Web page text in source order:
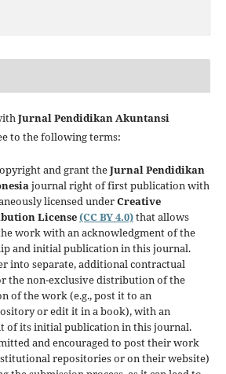
Jurnal Pendidikan Akuntansi
to the following terms:
and grant theJurnal Pendidikan
journal right of first publication with
licensed underCreative
License(CC BY 4.0)that allows
work with an acknowledgment of the
and initial publication in this journal.
into separate, additional contractual
the non-exclusive distribution of the
of the work (e.g., post it to an
or edit it in a book), with an
of its initial publication in this journal.
and encouraged to post their work
repositories or on their website)